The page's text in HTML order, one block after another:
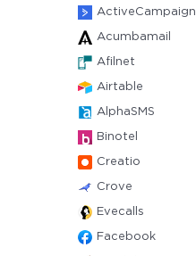
ActiveCampaign
Acumbamail
Afilnet
Airtable
AlphaSMS
Binotel
Creatio
Crove
Evecalls
Facebook